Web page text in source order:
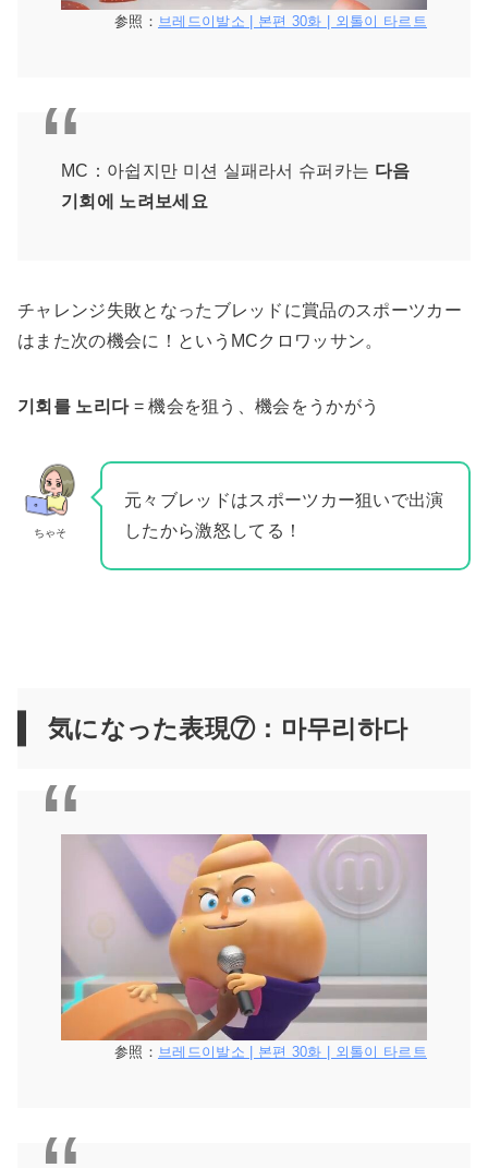
参照： 브레드이발소 | 본편 30화 | 외톨이 타르트
MC：아쉽지만 미션 실패라서 슈퍼카는 다음
기회에 노려보세요
チャレンジ失敗となったブレッドに賞品のスポーツカー
はまた次の機会に！というMCクロワッサン。
기회를 노리다= 機会を狙う、機会をうかがう
ちゃそ
元々ブレッドはスポーツカー狙いで出演
したから激怒してる！
気になった表現⑦：마무리하다
参照： 브레드이발소 | 본편 30화 | 외톨이 타르트